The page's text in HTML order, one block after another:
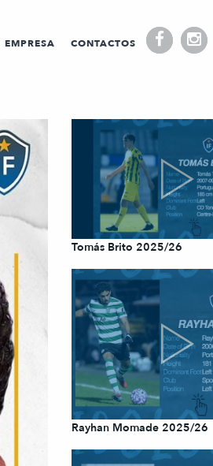
EMPRESA CONTACTOS
Tomás Brito 2025/26
Rayhan Momade 2025/26